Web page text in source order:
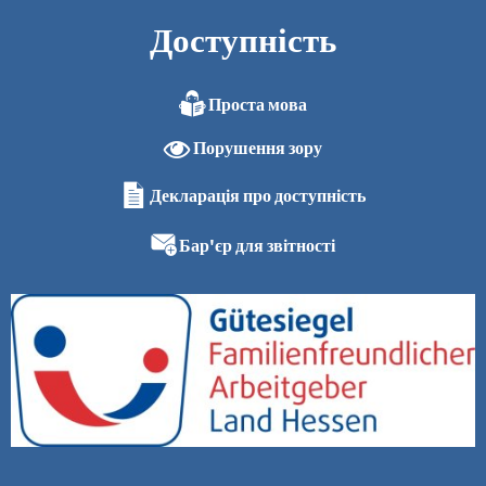
Доступність
Проста мова
Порушення зору
Декларація про доступність
Бар'єр для звітності